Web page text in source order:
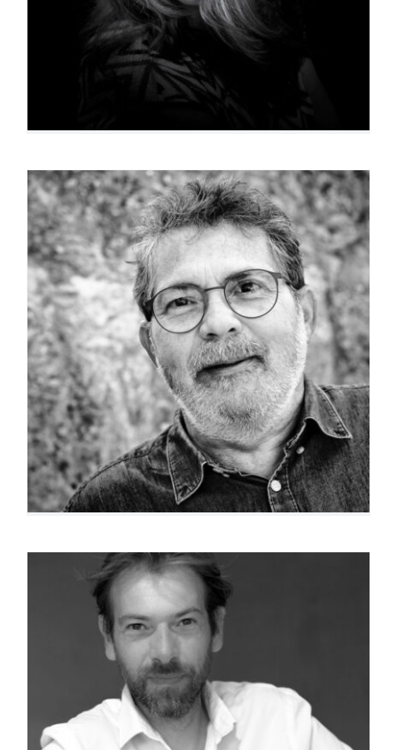
Patrick Georget
Frédéric Legras